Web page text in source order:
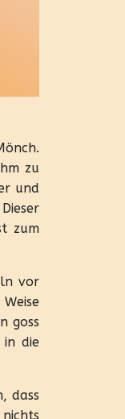
zu
und
zum
vor
goss
in die
dass